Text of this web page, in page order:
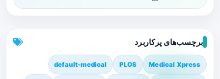
برچسب‌های پرکاربرد
Medical Xpress
PLOS
default-medical